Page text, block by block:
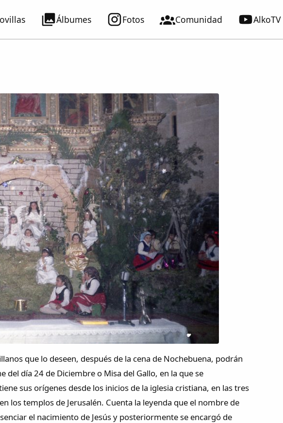
Álbumes Fotos Comunidad AlkoTV
que lo deseen, después de la cena de Nochebuena, podrán
día 24 de Diciembre o Misa del Gallo, en la que se
sus orígenes desde los inicios de la iglesia cristiana, en las tres
los templos de Jerusalén. Cuenta la leyenda que el nombre de
el nacimiento de Jesús y posteriormente se encargó de